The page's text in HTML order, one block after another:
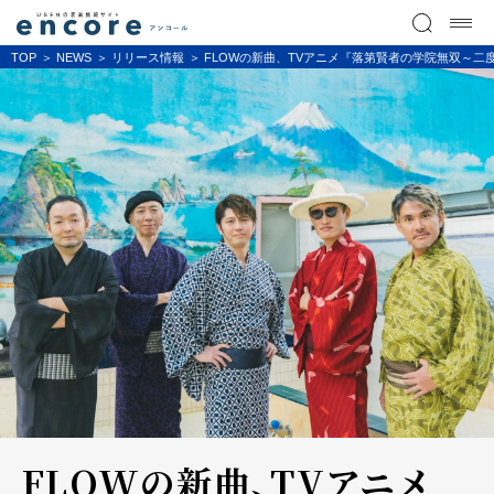
TOP NEWS リリース情報 FLOWの新曲、TVアニメ『落第賢者の学院無双～二
FLOWの新曲、TVアニメ